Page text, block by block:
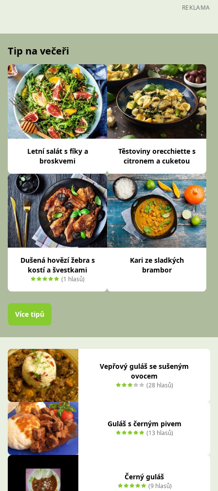
REKLAMA
Tip na večeři
Letní salát s fíky a
broskvemi
Těstoviny orecchiette s
citronem a cuketou
Dušená hovězí žebra s
kostí a švestkami
(1 hlasů)
Kari ze sladkých
brambor
Více tipů
Vepřový guláš se sušeným
ovocem
(28 hlasů)
Guláš s černým pivem
(13 hlasů)
Černý guláš
(9 hlasů)